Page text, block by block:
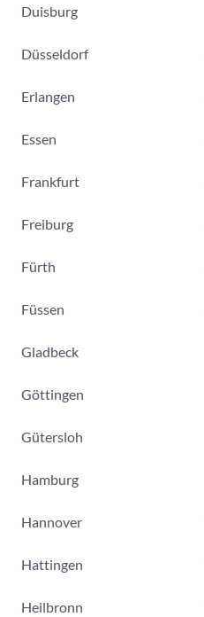
Duisburg
Düsseldorf
Erlangen
Essen
Frankfurt
Freiburg
Fürth
Füssen
Gladbeck
Göttingen
Gütersloh
Hamburg
Hannover
Hattingen
Heilbronn